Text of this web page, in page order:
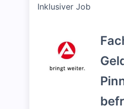
Inklusiver Job